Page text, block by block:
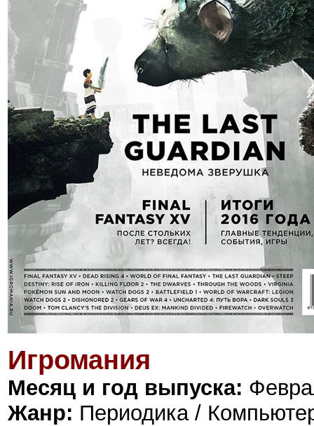
Игромания
Месяц и год выпуска:
Жанр: Периодика /